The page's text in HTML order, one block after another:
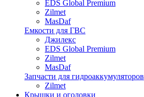
EDS Global Premium
Zilmet
MasDaf
Емкости для ГВС
Джилекс
EDS Global Premium
Zilmet
MasDaf
Запчасти для гидроаккумуляторов
Zilmet
Крышки и оголовки